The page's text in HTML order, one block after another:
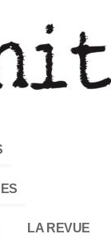
LA REVUE